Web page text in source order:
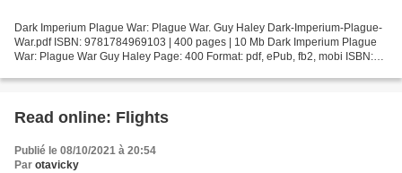
Dark Imperium Plague War: Plague War. Guy Haley Dark-Imperium-Plague-
War.pdf ISBN: 9781784969103 | 400 pages | 10 Mb Dark Imperium Plague
War: Plague War Guy Haley Page: 400 Format: pdf, ePub, fb2, mobi ISBN:
Read online: Flights
Publié le 08/10/2021 à 20:54
Par otavicky